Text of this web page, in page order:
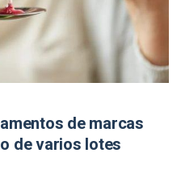
de marcas
de varios lotes